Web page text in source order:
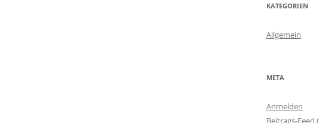
KATEGORIEN
Allgemein
META
Anmelden
Beitrags-Feed (